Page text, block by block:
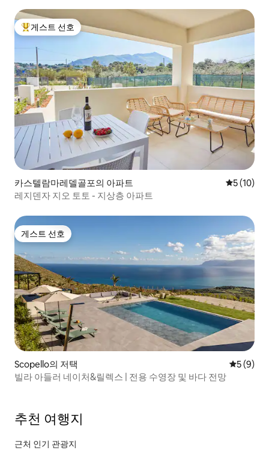
상위 게스트 선호
게스트 선호
카스텔람마레델골포의 아파트 평점 5점
5 (10)
레지덴자 지오 토토 - 지상층 아파트
게스트 선호
게스트 선호
Scopello의 저택 평점 5점
5 (9)
빌라 아들러 네이처&릴렉스 | 전용 수영장 및 바다 전망
추천 여행지
근처 인기 관광지